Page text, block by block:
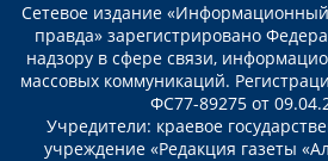
Сетевое издание «Информационный
правда» зарегистрировано
надзору в сфере связи,
массовых коммуникаций.
ФС77-89275 от
Учредители: краевое
учреждение «Редакция газеты